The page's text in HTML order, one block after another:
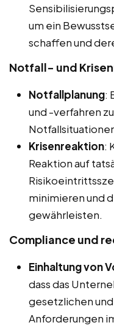
um ein
schaffen und
Notfall- und
Notfallplanung:
und -verfahren
Krisenreaktion:
Reaktion auf
minimieren und
gewährleisten.
Compliance und
Einhaltung von
dass das
gesetzlichen
Anforderungen